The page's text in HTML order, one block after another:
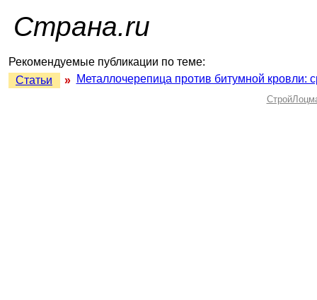
Страна.ru
Рекомендуемые публикации по теме:
Статьи
» Металлочерепица против битумной кровли: